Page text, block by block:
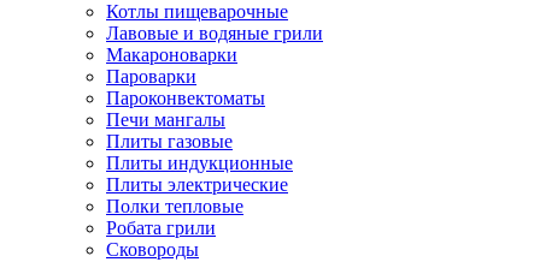
Котлы пищеварочные
Лавовые и водяные грили
Макароноварки
Пароварки
Пароконвектоматы
Печи мангалы
Плиты газовые
Плиты индукционные
Плиты электрические
Полки тепловые
Робата грили
Сковороды